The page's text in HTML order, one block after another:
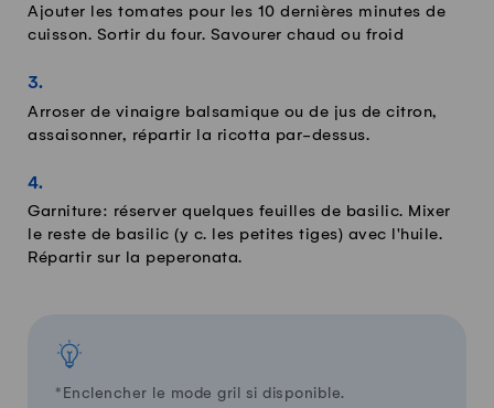
Ajouter les tomates pour les 10 dernières minutes de
cuisson. Sortir du four. Savourer chaud ou froid
Arroser de vinaigre balsamique ou de jus de citron,
assaisonner, répartir la ricotta par-dessus.
Garniture: réserver quelques feuilles de basilic. Mixer
le reste de basilic (y c. les petites tiges) avec l'huile.
Répartir sur la peperonata.
*Enclencher le mode gril si disponible.